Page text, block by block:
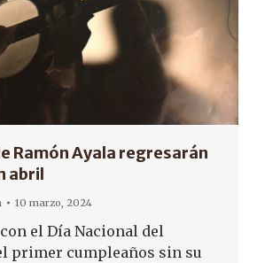
Ramón Ayala regresarán
abril
10 marzo, 2024
el Día Nacional del
primer cumpleaños sin su